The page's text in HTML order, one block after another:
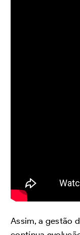
Assim, a gestão